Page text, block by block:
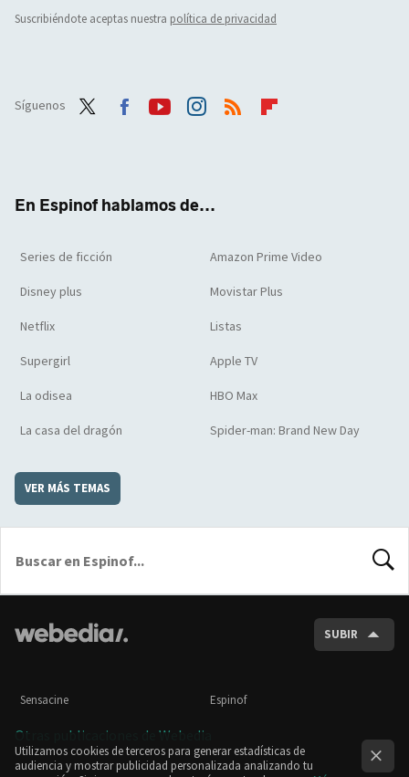
Suscribiéndote aceptas nuestra política de privacidad
Síguenos
En Espinof hablamos de...
Series de ficción Amazon Prime Video
Disney plus Movistar Plus
Netflix Listas
Supergirl Apple TV
La odisea HBO Max
La casa del dragón Spider-man: Brand New Day
VER MÁS TEMAS
SUBIR
Sensacine Espinof
Otras publicaciones de Webedia
Utilizamos cookies de terceros para generar estadísticas de
audiencia y mostrar publicidad personalizada analizando tu